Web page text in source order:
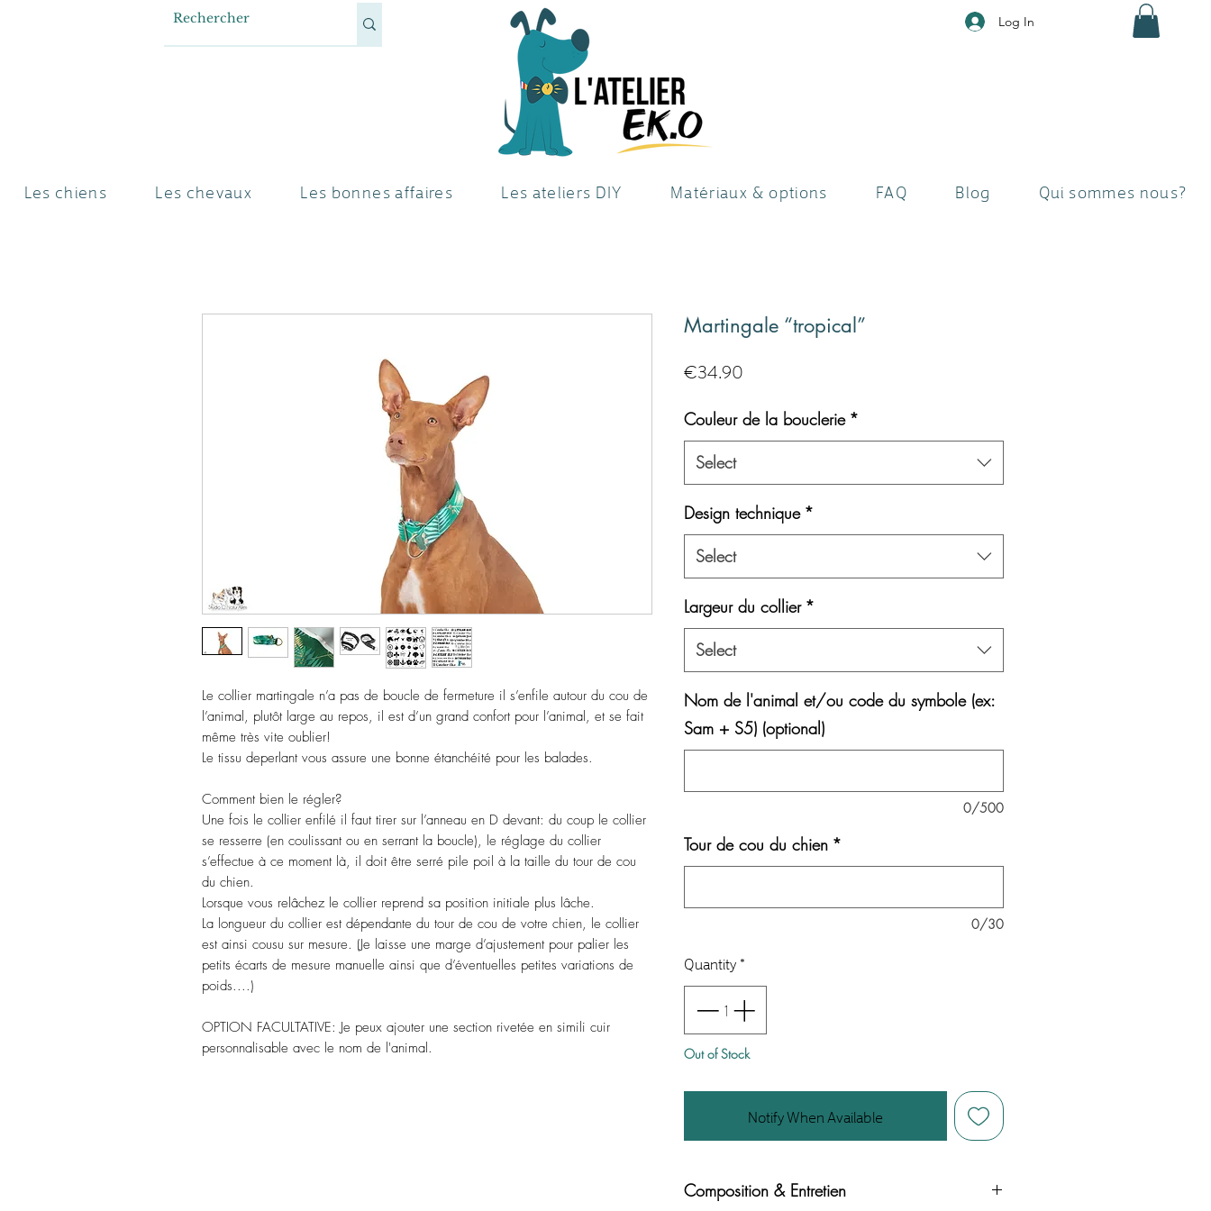
Log In
Les chiens Les chevaux Les bonnes affaires Les ateliers DIY Matériaux & options FAQ Blog Qui sommes nous?
Le collier martingale n’a pas de boucle de fermeture il s’enfile autour du cou de
l’animal, plutôt large au repos, il est d’un grand confort pour l’animal, et se fait
même très vite oublier!
Le tissu deperlant vous assure une bonne étanchéité pour les balades.
Comment bien le régler?
Une fois le collier enfilé il faut tirer sur l’anneau en D devant: du coup le collier
se resserre (en coulissant ou en serrant la boucle), le réglage du collier
s’effectue à ce moment là, il doit être serré pile poil à la taille du tour de cou
du chien.
Lorsque vous relâchez le collier reprend sa position initiale plus lâche.
La longueur du collier est dépendante du tour de cou de votre chien, le collier
est ainsi cousu sur mesure. (Je laisse une marge d’ajustement pour palier les
petits écarts de mesure manuelle ainsi que d’éventuelles petites variations de
poids....)
OPTION FACULTATIVE: Je peux ajouter une section rivetée en simili cuir
personnalisable avec le nom de l'animal.
Martingale “tropical”
€34.90
Couleur de la bouclerie *
Select
Design technique *
Select
Largeur du collier *
Select
Nom de l'animal et/ou code du symbole (ex:
Sam + S5) (optional)
0/500
Tour de cou du chien *
0/30
Quantity*
Out of Stock
Notify When Available
Composition & Entretien